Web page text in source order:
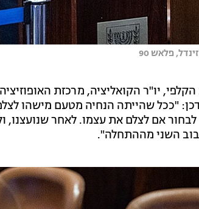
פלאש 90
יו"ר הקואליציה, מרכזת
"ככל שהייתה הנחיה מטעם מישהו
אם לצלם את עצמו. לאחר שנועצנו,
השני מההתחלה".